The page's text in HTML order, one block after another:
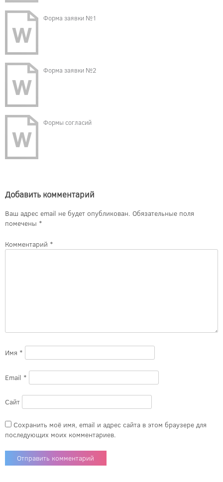
Форма заявки №1
Форма заявки №2
Формы согласий
Добавить комментарий
Ваш адрес email не будет опубликован. Обязательные поля
помечены *
Комментарий *
Имя *
Email *
Сайт
Сохранить моё имя, email и адрес сайта в этом браузере для
последующих моих комментариев.